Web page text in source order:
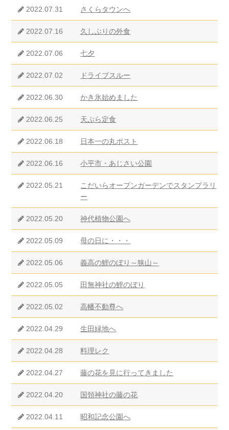
2022.07.31 さくらタウンへ
2022.07.16 久しぶりの外食
2022.07.06 七夕
2022.07.02 ドライブスルー
2022.06.30 かき氷始めました
2022.06.25 天ぷら定食
2022.06.18 日本一の丸ポスト
2022.06.16 小平市・あじさい公園
2022.05.21
こだいらオープンガーデンでスタンプラリ
ー
2022.05.20 神代植物公園へ
2022.05.09 母の日に・・・
2022.05.06 義高の鯉のぼり～狭山～
2022.05.05 田無神社の鯉のぼり
2022.05.02 高幡不動尊へ
2022.04.29 生田緑地へ
2022.04.28 料理レク
2022.04.27 藤の花を見に行ってきました
2022.04.20 国領神社の藤の花
2022.04.11 昭和記念公園へ